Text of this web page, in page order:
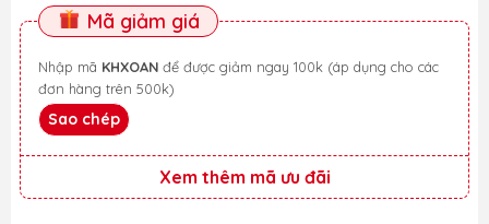
Mã giảm giá
Nhập mã KHXOAN
đơn hàng trên 500k)
Sao chép
Xem thêm mã ưu đãi